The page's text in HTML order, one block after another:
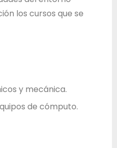
los cursos que se
y mecánica.
de cómputo.